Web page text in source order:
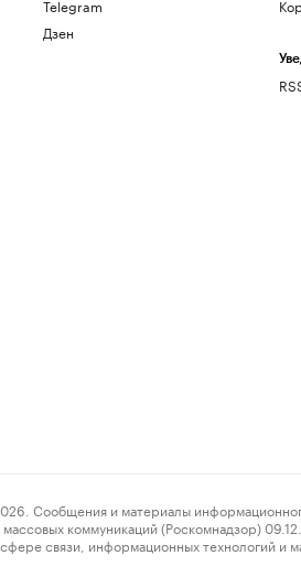
Telegram
Дзен
и материалы информационного
коммуникаций (Роскомнадзор)
связи, информационных технологий